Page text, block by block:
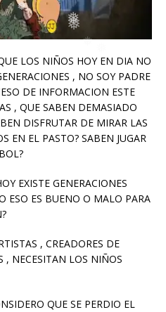
LOS NIÑOS HOY EN DIA NO
, NO SOY PADRE
DE INFORMACION ESTE
, QUE SABEN DEMASIADO
DISFRUTAR DE MIRAR LAS
EN EL PASTO? SABEN JUGAR
EXISTE GENERACIONES
ESO ES BUENO O MALO PARA
, CREADORES DE
, NECESITAN LOS NIÑOS
QUE SE PERDIO EL